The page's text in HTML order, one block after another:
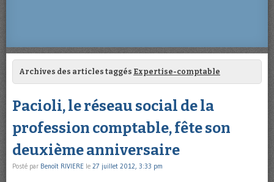
Archives des articles taggés Expertise-comptable
Pacioli, le réseau social de la
profession comptable, fête son
deuxième anniversaire
Posté par Benoît RIVIERE le 27 juillet 2012, 3:33 pm